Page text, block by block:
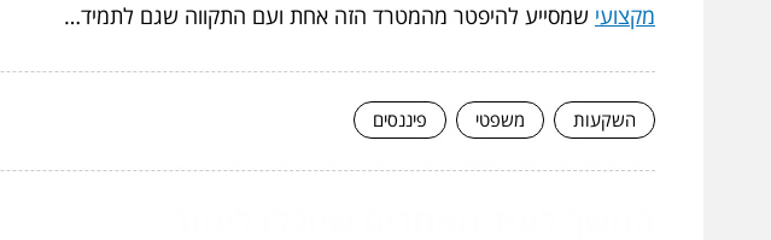
מקצועי שמסייע להיפטר מהמטרד הזה אחת ועם התקווה שגם לתמיד…
השקעות משפטי פיננסים